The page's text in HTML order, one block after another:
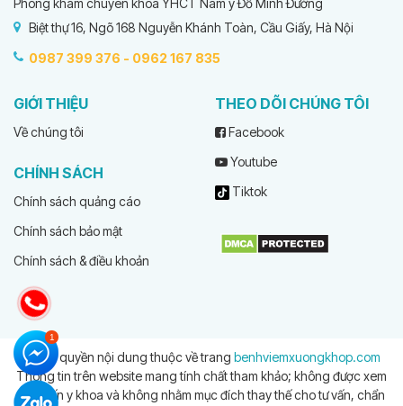
Biệt thự 16, Ngõ 168 Nguyễn Khánh Toàn, Cầu Giấy, Hà Nội
0987 399 376 - 0962 167 835
GIỚI THIỆU
Về chúng tôi
CHÍNH SÁCH
Chính sách quảng cáo
Chính sách bảo mật
Chính sách & điều khoản
THEO DÕI CHÚNG TÔI
Facebook
Youtube
Tiktok
© Bản quyền nội dung thuộc về trang benhviemxuongkhop.com
Thông tin trên website mang tính chất tham khảo; không được xem
là tư vấn y khoa và không nhằm mục đích thay thế cho tư vấn, chẩn